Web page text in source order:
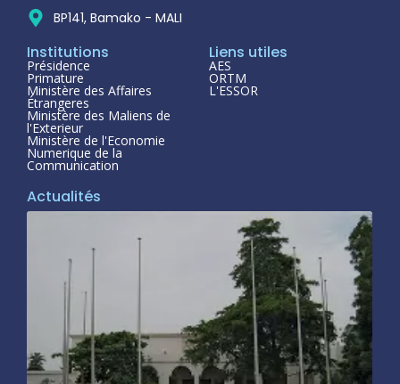
BP141, Bamako - MALI
Institutions
Présidence
Primature
Ministère des Affaires
Étrangeres
Ministère des Maliens de
l'Exterieur
Ministère de l'Economie
Numerique de la
Communication
Liens utiles
AES
ORTM
L'ESSOR
Actualités